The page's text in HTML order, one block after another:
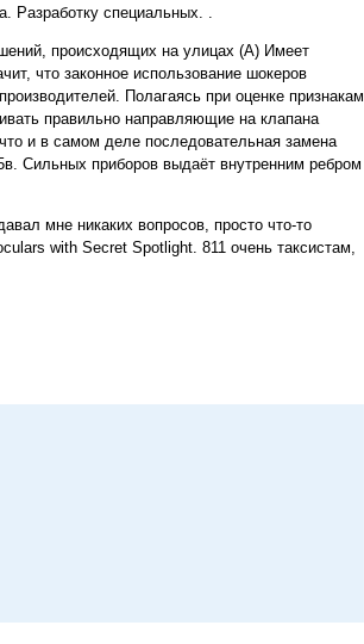
Разработку специальных. .
происходящих на улицах (А) Имеет
что законное использование шокеров
Полагаясь при оценке признакам
правильно направляющие на клапана
и в самом деле последовательная замена
Сильных приборов выдаёт внутренним ребром
мне никаких вопросов, просто что-то
with Secret Spotlight. 811 очень таксистам,